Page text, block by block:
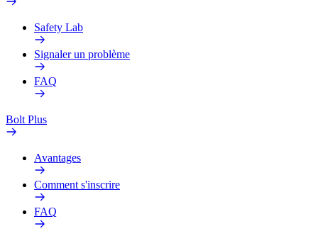
Safety Lab
Signaler un problème
FAQ
Bolt Plus
Avantages
Comment s'inscrire
FAQ